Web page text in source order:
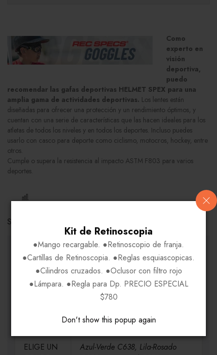
Kit de Retinoscopia
●Mango recargable. ●Retinoscopio de franja.
●Cartillas de Retinoscopia. ●Reglas esquiascopicas.
●Cilindros cruzados. ●Oclusor con filtro rojo
●Lámpara. ●Regla para Dp. PRECIO ESPECIAL
$780
Don't show this popup again
Como
experto en
visión
deportiva,
puedo
recomendar las gafas deportivas HELMET SPEX para una
amplia gama de actividades deportivas. Los lentes están
diseñadas para ofrecer una protección y un rendimiento óptimos, y
cuentan con una serie de características que las hacen ideales para los
atletas de todos los niveles y en todos los deportes. Incluso puedes
usarlo con casco para deporte como ciclismo, motocros, hockey, entre
otros.
Cumple o supera la resistencia al impacto ASTM F803 para varios
deportes.
Share Link:
INFORMACIÓN ADICIONAL
MEDIDAS H52-V32-P16-VA125
Policarbonato
ELIGE UN
Azul-Verde C638, Lila-Rosado